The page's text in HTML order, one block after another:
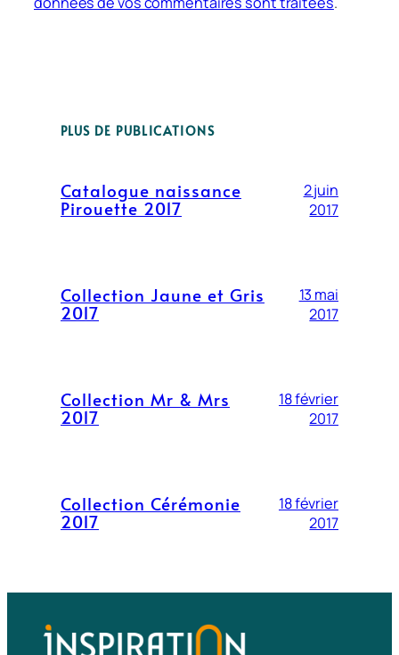
PLUS DE PUBLICATIONS
Catalogue naissance
Pirouette 2017
2 juin
2017
Collection Jaune et Gris
2017
13 mai
2017
Collection Mr & Mrs
2017
18 février
2017
Collection Cérémonie
2017
18 février
2017